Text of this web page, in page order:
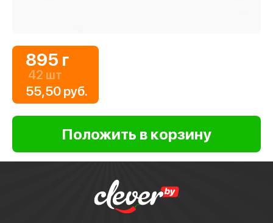
895 г
42 шт
55,50 руб.